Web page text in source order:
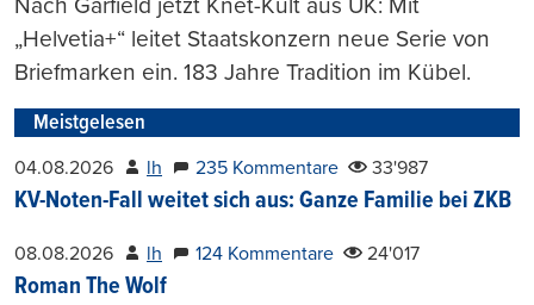
Nach Garfield jetzt Knet-Kult aus UK: Mit
„Helvetia+“ leitet Staatskonzern neue Serie von
Briefmarken ein. 183 Jahre Tradition im Kübel.
Meistgelesen
04.08.2026 lh 235 Kommentare 33'987
KV-Noten-Fall weitet sich aus: Ganze Familie bei ZKB
08.08.2026 lh 124 Kommentare 24'017
Roman The Wolf